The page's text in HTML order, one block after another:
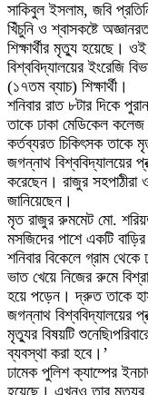
সাকিবুল ইসলাম, জবি
খিঁচুনি ও শ্বাসকষ্টে
শিক্ষার্থীর মৃত্যু হয়েছে।
বিশ্ববিদ্যালয়ের ইংরেজি
(১৭তম ব্যাচ) শিক্ষার্থী।
শনিবার রাত ৮টার দিকে
তাকে ঢাকা মেডিকেল কলেজ
কর্তব্যরত চিকিৎসক তাকে
জগন্নাথ বিশ্ববিদ্যালয়ের
করেছেন। রাজুর সহপাঠীরা ও
জানিয়েছেন।
মৃত রাজুর রুমমেট মো.
মসজিদের পাশে একটি
শনিবার বিকেলে গ্রাম
ভাত খেয়ে নিজের রুমে
হয়ে পড়েন। দ্রুত তাকে
জগন্নাথ বিশ্ববিদ্যালয়ের
মৃত্যুর বিষয়টি
ব্যবস্থা করা হবে।’
ঢামেক পুলিশ ক্যাম্পের
হয়েছে। এখনও তার মৃত্যুর